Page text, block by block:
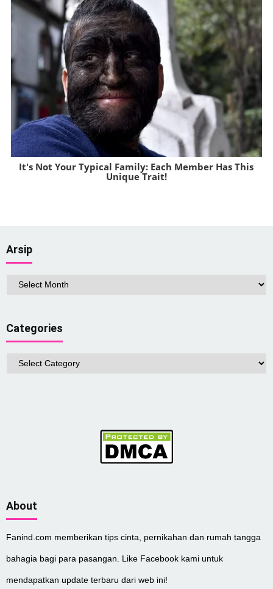
It's Not Your Typical Family: Each Member Has This
Unique Trait!
Arsip
Arsip
Categories
Categories
About
Fanind.com memberikan tips cinta, pernikahan dan rumah tangga
bahagia bagi para pasangan. Like Facebook kami untuk
mendapatkan update terbaru dari web ini!